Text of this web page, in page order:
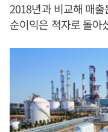
2018년과 비교해 매
순이익은 적자로 돌아